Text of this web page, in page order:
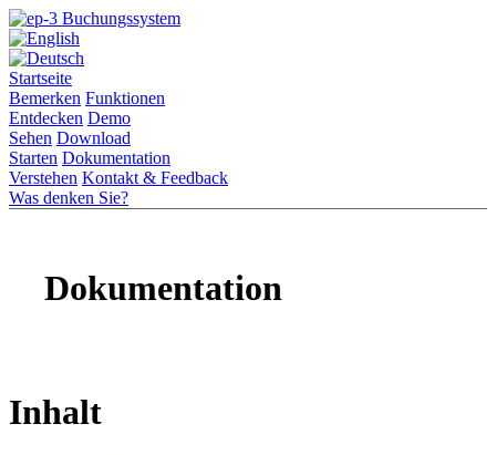
Startseite
Bemerken Funktionen
Entdecken Demo
Sehen Download
Starten Dokumentation
Verstehen Kontakt & Feedback
Was denken Sie?
Dokumentation
Inhalt